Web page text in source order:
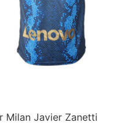
Milan Javier Zanetti